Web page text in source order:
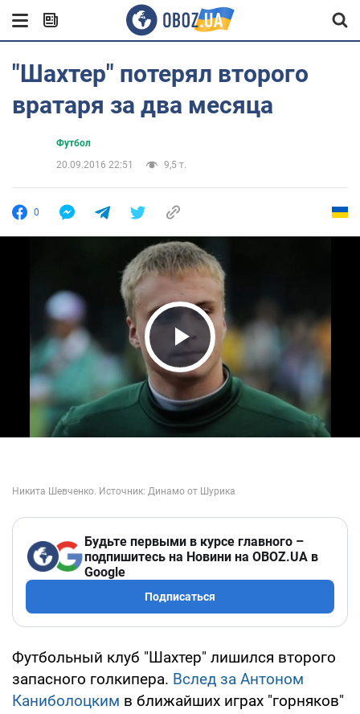
"Шахтер" потерял второго
вратаря за два месяца
Футбол
20.09.2016 22:51
9,5 т.
0
Play Video
Будьте первыми в курсе главного –
подпишитесь на Новини на OBOZ.UA в
Google
Подписаться
Футбольный клуб "Шахтер" лишился второго
запасного голкипера. Вслед за Антоном
Каниболоцким в ближайших играх "горняков"